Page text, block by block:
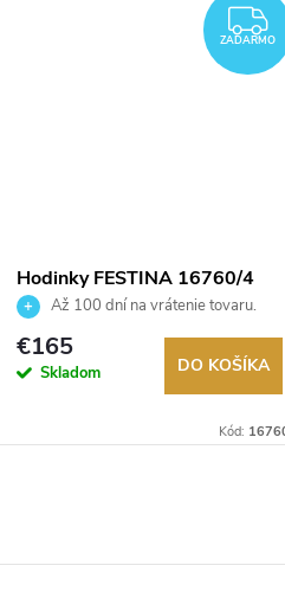
ZADARMO
Hodinky FESTINA 16760/4
Až 100 dní na vrátenie tovaru.
Autorizovaný predajca.
€165
Skladom DO KOŠÍKA
Kód: